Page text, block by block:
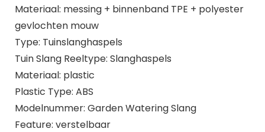
Materiaal: messing + binnenband TPE + polyester
gevlochten mouw
Type: Tuinslanghaspels
Tuin Slang Reeltype: Slanghaspels
Materiaal: plastic
Plastic Type: ABS
Modelnummer: Garden Watering Slang
Feature: verstelbaar